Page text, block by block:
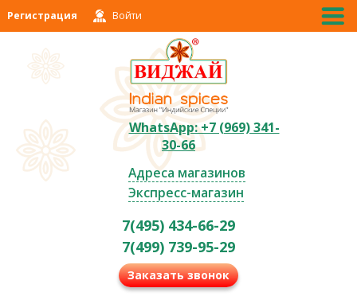
Регистрация Войти
WhatsApp: +7 (969) 341-
30-66
Адреса магазинов
Экспресс-магазин
7(495) 434-66-29
7(499) 739-95-29
Заказать звонок